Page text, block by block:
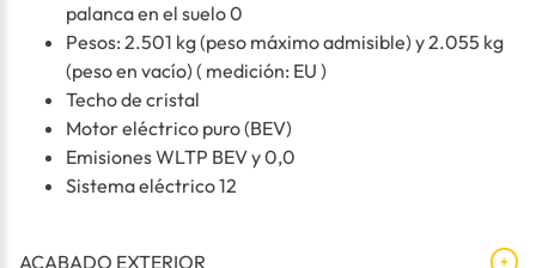
palanca en el suelo 0
Pesos: 2.501 kg (peso máximo admisible) y 2.055 kg
(peso en vacío) ( medición: EU )
Techo de cristal
Motor eléctrico puro (BEV)
Emisiones WLTP BEV y 0,0
Sistema eléctrico 12
ACABADO EXTERIOR